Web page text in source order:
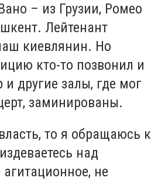
– из Грузии, Ромео
Лейтенант
киевлянин. Но
кто-то позвонил и
и другие залы, где мог
заминированы.
то я обращаюсь к
над
не